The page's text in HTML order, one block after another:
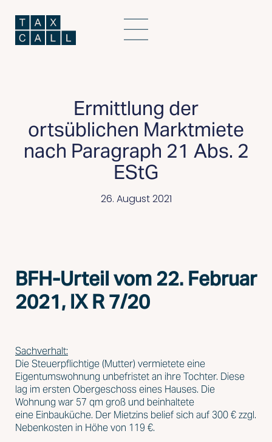
Ermittlung der
ortsüblichen Marktmiete
nach Paragraph 21 Abs. 2
EStG
26. August 2021
BFH-Urteil vom 22. Februar
2021, IX R 7/20
Sachverhalt:
Die Steuerpflichtige (Mutter) vermietete eine
Eigentumswohnung unbefristet an ihre Tochter. Diese
lag im ersten Obergeschoss eines Hauses. Die
Wohnung war 57 qm groß und beinhaltete
eine Einbauküche. Der Mietzins belief sich auf 300 € zzgl.
Nebenkosten in Höhe von 119 €.